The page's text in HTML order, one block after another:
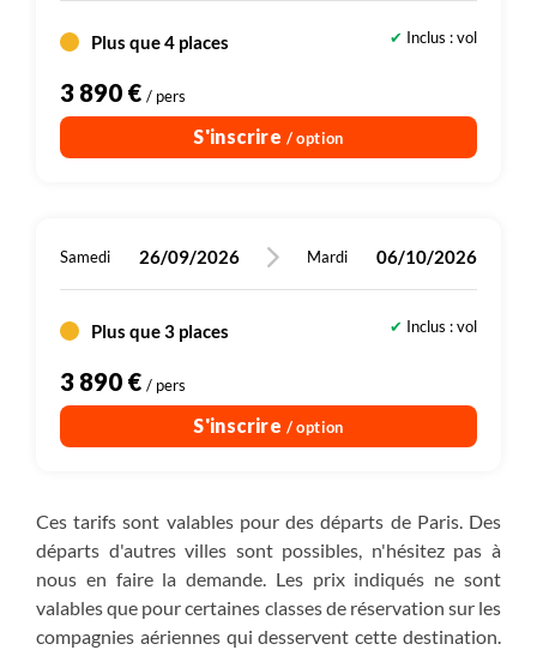
Plus de détails
Plus que 4 places Inclus : vol
3 890 € / pers
S'inscrire / option
Samedi 26/09/2026 Mardi 06/10/2026
Plus que 3 places Inclus : vol
3 890 € / pers
S'inscrire / option
Ces tarifs sont valables pour des départs de Paris. Des
départs d'autres villes sont possibles, n'hésitez pas à
nous en faire la demande. Les prix indiqués ne sont
valables que pour certaines classes de réservation sur les
compagnies aériennes qui desservent cette destination.